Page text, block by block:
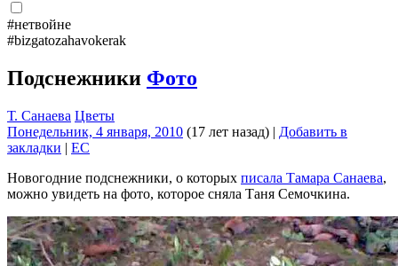
#нетвойне
#bizgatozahavokerak
Подснежники Фото
Т. Санаева Цветы
Понедельник, 4 января, 2010 (17 лет назад) | Добавить в
закладки | EC
Новогодние подснежники, о которых писала Тамара Санаева,
можно увидеть на фото, которое сняла Таня Семочкина.